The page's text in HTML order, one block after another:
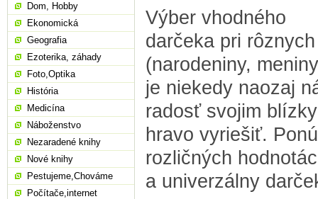
Výber vhodného
darčeka pri
(narodeniny,
je niekedy naozaj
radosť svojim
hravo vyriešiť.
rozličných
a univerzálny
Dom, Hobby
Ekonomická
Geografia
Ezoterika, záhady
Foto,Optika
História
Medicína
Náboženstvo
Nezaradené knihy
Nové knihy
Pestujeme,Chováme
Počítače,internet